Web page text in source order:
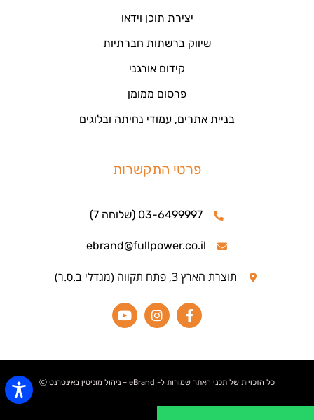
יצירת תוכן וידאו
שיווק ברשתות חברתיות
קידום אורגני
פרסום ממומן
בניית אתרים, עמודי נחיתה ובלוגים
פרטי התקשרות
03-6499997 (שלוחה 7)
ebrand@fullpower.co.il
תוצרת הארץ 3, פתח תקווה (מגדלי ב.ס.ר)
כל הזכויות של תכני האתר שמורות ל- eBrand – ניהול מוניטין באינטרנט Ⓒ